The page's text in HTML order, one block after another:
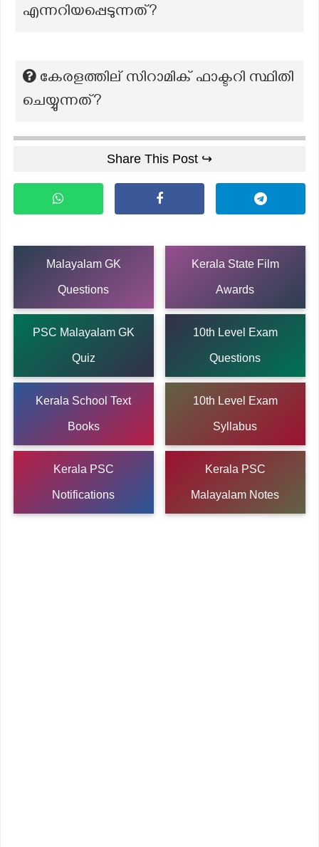
എന്നറിയപ്പെടുന്നത്?
കേരളത്തില് സിറാമിക് ഫാക്ടറി സ്ഥിതി
ചെയ്യുന്നത്?
Share This Post ↪
Malayalam GK
Questions
Kerala State Film
Awards
PSC Malayalam GK
Quiz
10th Level Exam
Questions
Kerala School Text
Books
10th Level Exam
Syllabus
Kerala PSC
Notifications
Kerala PSC
Malayalam Notes